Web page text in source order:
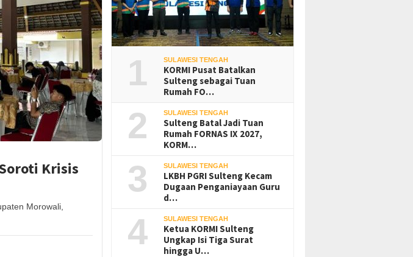
Krisis
Morowali,
1 SULAWESI TENGAH
KORMI Pusat Batalkan
Sulteng sebagai Tuan
Rumah FO…
2 SULAWESI TENGAH
Sulteng Batal Jadi Tuan
Rumah FORNAS IX 2027,
KORM…
3 SULAWESI TENGAH
LKBH PGRI Sulteng Kecam
Dugaan Penganiayaan Guru
d…
4 SULAWESI TENGAH
Ketua KORMI Sulteng
Ungkap Isi Tiga Surat
hingga U…